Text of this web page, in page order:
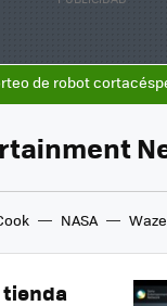
de robot
NASA Waze
tienda